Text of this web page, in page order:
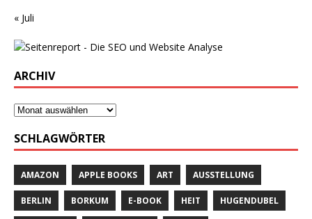
« Juli
ARCHIV
SCHLAGWÖRTER
AMAZON APPLE BOOKS ART AUSSTELLUNG
BERLIN BORKUM E-BOOK HEIT HUGENDUBEL